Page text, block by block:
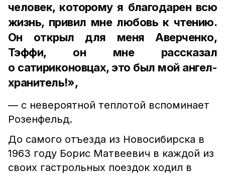
человек, которому я благодарен всю
жизнь, привил мне любовь к чтению.
Он открыл для меня Аверченко,
Тэффи, он мне рассказал
о сатириконовцах, это был мой ангел-
хранитель!»,
— с невероятной теплотой вспоминает
Розенфельд.
До самого отъезда из Новосибирска в
1963 году Борис Матвеевич в каждой из
своих гастрольных поездок ходил в